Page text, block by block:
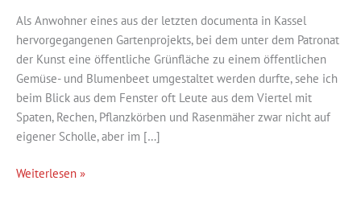
Als Anwohner eines aus der letzten documenta in Kassel
hervorgegangenen Gartenprojekts, bei dem unter dem Patronat
der Kunst eine öffentliche Grünfläche zu einem öffentlichen
Gemüse- und Blumenbeet umgestaltet werden durfte, sehe ich
beim Blick aus dem Fenster oft Leute aus dem Viertel mit
Spaten, Rechen, Pflanzkörben und Rasenmäher zwar nicht auf
eigener Scholle, aber im […]
Gartenheimat
Weiterlesen »